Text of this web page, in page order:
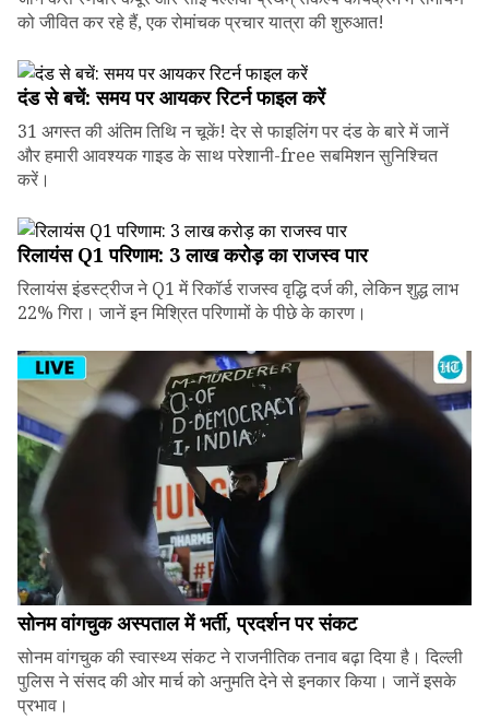
को जीवित कर रहे हैं, एक रोमांचक प्रचार यात्रा की शुरुआत!
दंड से बचें: समय पर आयकर रिटर्न फाइल करें
31 अगस्त की अंतिम तिथि न चूकें! देर से फाइलिंग पर दंड के बारे में जानें
और हमारी आवश्यक गाइड के साथ परेशानी-free सबमिशन सुनिश्चित
करें।
रिलायंस Q1 परिणाम: ₹3 लाख करोड़ का राजस्व पार
रिलायंस इंडस्ट्रीज ने Q1 में रिकॉर्ड राजस्व वृद्धि दर्ज की, लेकिन शुद्ध लाभ
22% गिरा। जानें इन मिश्रित परिणामों के पीछे के कारण।
सोनम वांगचुक अस्पताल में भर्ती, प्रदर्शन पर संकट
सोनम वांगचुक की स्वास्थ्य संकट ने राजनीतिक तनाव बढ़ा दिया है। दिल्ली
पुलिस ने संसद की ओर मार्च को अनुमति देने से इनकार किया। जानें इसके
प्रभाव।